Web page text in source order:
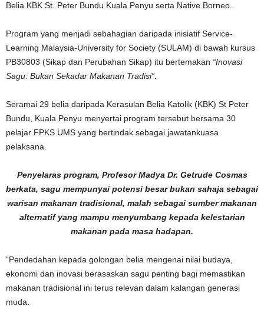
Belia KBK St. Peter Bundu Kuala Penyu serta Native Borneo.
Program yang menjadi sebahagian daripada inisiatif Service-
Learning Malaysia-University for Society (SULAM) di bawah kursus
PB30803 (Sikap dan Perubahan Sikap) itu bertemakan “Inovasi
Sagu: Bukan Sekadar Makanan Tradisi”
Seramai 29 belia daripada Kerasulan Belia Katolik (KBK) St Peter
Bundu, Kuala Penyu menyertai program tersebut bersama 30
pelajar FPKS UMS yang bertindak sebagai jawatankuasa
pelaksana.
Penyelaras program, Profesor Madya Dr. Getrude Cosmas
berkata, sagu mempunyai potensi besar bukan sahaja sebagai
warisan makanan tradisional, malah sebagai sumber makanan
alternatif yang mampu menyumbang kepada kelestarian
makanan pada masa hadapan.
“Pendedahan kepada golongan belia mengenai nilai budaya,
ekonomi dan inovasi berasaskan sagu penting bagi memastikan
makanan tradisional ini terus relevan dalam kalangan generasi
muda.